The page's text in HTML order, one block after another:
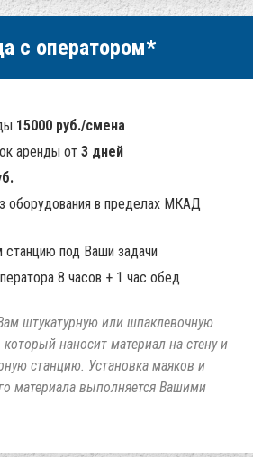
с оператором*
15000 руб./смена
аренды от 3 дней
оборудования в пределах МКАД
под Ваши задачи
8 часов + 1 час обед
штукатурную или шпаклевочную
наносит материал на стену и
станцию. Установка маяков и
материала выполняется Вашими